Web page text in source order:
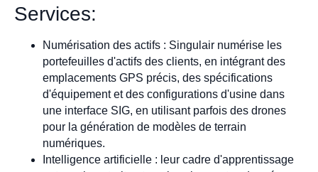
Services:
Numérisation des actifs : Singulair numérise les
portefeuilles d'actifs des clients, en intégrant des
emplacements GPS précis, des spécifications
d'équipement et des configurations d'usine dans
une interface SIG, en utilisant parfois des drones
pour la génération de modèles de terrain
numériques.
Intelligence artificielle : leur cadre d'apprentissage